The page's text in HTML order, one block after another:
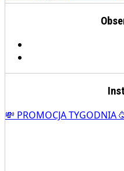
💸 PROMOCJA